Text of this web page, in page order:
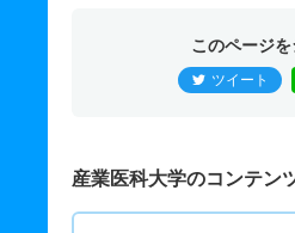
このページ
ツイート
産業医科大学のコンテン